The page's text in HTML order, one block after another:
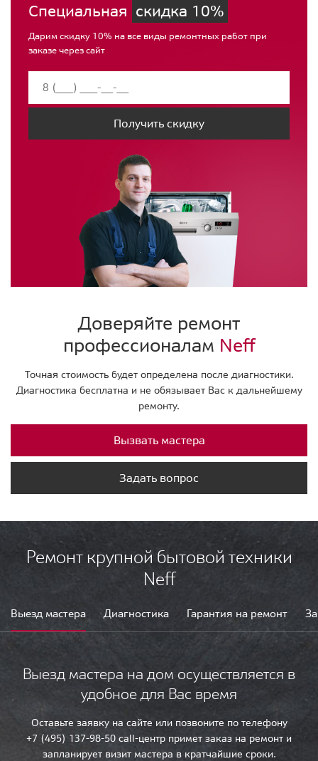
Специальная скидка 10%
Дарим скидку 10% на все виды ремонтных работ при
заказе через сайт
Получить скидку
Доверяйте ремонт
профессионалам Neff
Точная стоимость будет определена после диагностики.
Диагностика бесплатна и не обязывает Вас к дальнейшему
ремонту.
Вызвать мастера
Задать вопрос
Ремонт крупной бытовой техники
Neff
Выезд мастера Диагностика Гарантия на ремонт
Выезд мастера на дом осуществляется в
удобное для Вас время
Оставьте заявку на сайте или позвоните по телефону
+7 (495) 137-98-50 call-центр примет заказ на ремонт и
запланирует визит мастера в кратчайшие сроки.